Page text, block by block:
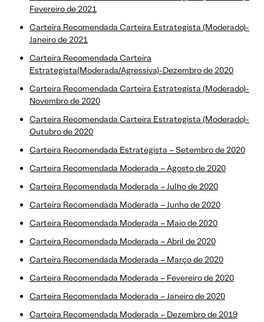
Fevereiro de 2021
Carteira Recomendada Carteira Estrategista (Moderado)-
Janeiro de 2021
Carteira Recomendada Carteira
Estrategista(Moderada/Agressiva)-Dezembro de 2020
Carteira Recomendada Carteira Estrategista (Moderado)-
Novembro de 2020
Carteira Recomendada Carteira Estrategista (Moderado)-
Outubro de 2020
Carteira Recomendada Estrategista – Setembro de 2020
Carteira Recomendada Moderada – Agosto de 2020
Carteira Recomendada Moderada – Julho de 2020
Carteira Recomendada Moderada – Junho de 2020
Carteira Recomendada Moderada – Maio de 2020
Carteira Recomendada Moderada – Abril de 2020
Carteira Recomendada Moderada – Março de 2020
Carteira Recomendada Moderada – Fevereiro de 2020
Carteira Recomendada Moderada – Janeiro de 2020
Carteira Recomendada Moderada – Dezembro de 2019